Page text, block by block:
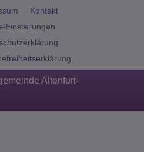
Kontakt
Einstellungen
Altenfurt-